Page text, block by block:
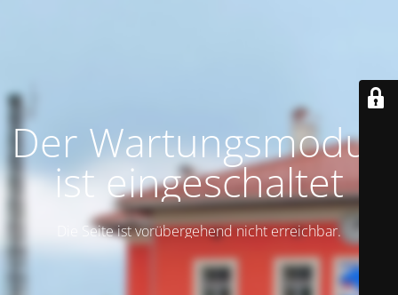
Der Wartungsmodus
ist eingeschaltet
Die Seite ist vorübergehend nicht erreichbar.